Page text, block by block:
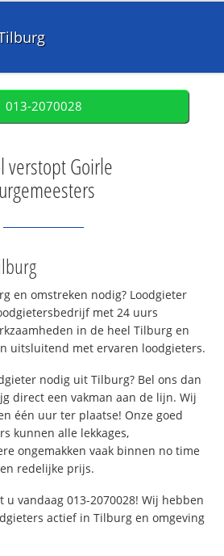
013-2070028
verstopt Goirle
en omstreken nodig? Loodgieter
met 24 uurs
in de heel Tilburg en
uitsluitend met ervaren loodgieters.
nodig uit Tilburg? Bel ons dan
direct een vakman aan de lijn. Wij
één uur ter plaatse! Onze goed
kunnen alle lekkages,
ongemakken vaak binnen no time
redelijke prijs.
u vandaag 013-2070028! Wij hebben
actief in Tilburg en omgeving